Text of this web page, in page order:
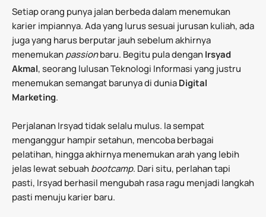
Setiap orang punya jalan berbeda dalam menemukan
karier impiannya. Ada yang lurus sesuai jurusan kuliah, ada
juga yang harus berputar jauh sebelum akhirnya
menemukanpassionbaru. Begitu pula denganIrsyad
Akmal, seorang lulusan Teknologi Informasi yang justru
menemukan semangat barunya di duniaDigital
Marketing.
Perjalanan Irsyad tidak selalu mulus. Ia sempat
menganggur hampir setahun, mencoba berbagai
pelatihan, hingga akhirnya menemukan arah yang lebih
jelas lewat sebuahbootcamp. Dari situ, perlahan tapi
pasti, Irsyad berhasil mengubah rasa ragu menjadi langkah
pasti menuju karier baru.